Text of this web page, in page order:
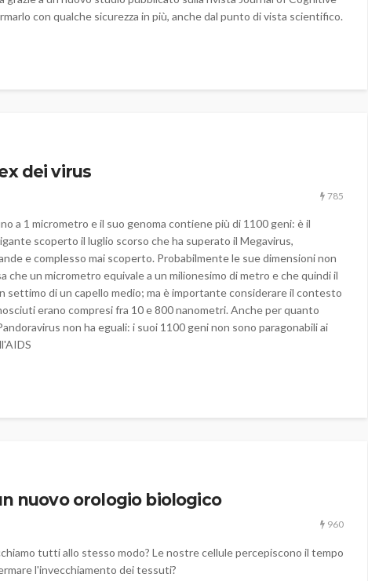
con qualche sicurezza in più, anche dal punto di vista scientifico.
dei virus
785
a 1 micrometro e il suo genoma contiene più di 1100 geni: è il
scoperto il luglio scorso che ha superato il Megavirus,
e complesso mai scoperto. Probabilmente le sue dimensioni non
che un micrometro equivale a un milionesimo di metro e che quindi il
settimo di un capello medio; ma è importante considerare il contesto
erano compresi fra 10 e 800 nanometri. Anche per quanto
non ha eguali: i suoi 1100 geni non sono paragonabili ai
nuovo orologio biologico
960
tutti allo stesso modo? Le nostre cellule percepiscono il tempo
l'invecchiamento dei tessuti?